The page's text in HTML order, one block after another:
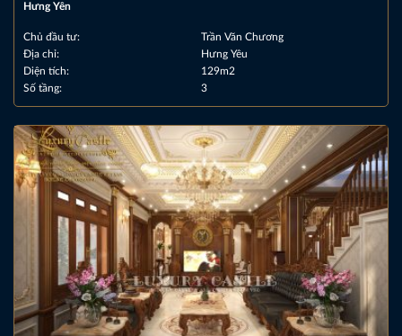
Hưng Yên
Chủ đầu tư:
Trần Văn Chương
Địa chỉ:
Hưng Yêu
Diện tích:
129m2
Số tầng:
3